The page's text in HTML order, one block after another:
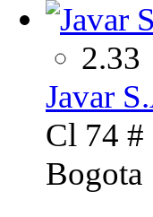
2.33
Javar
Cl 74
Bogota